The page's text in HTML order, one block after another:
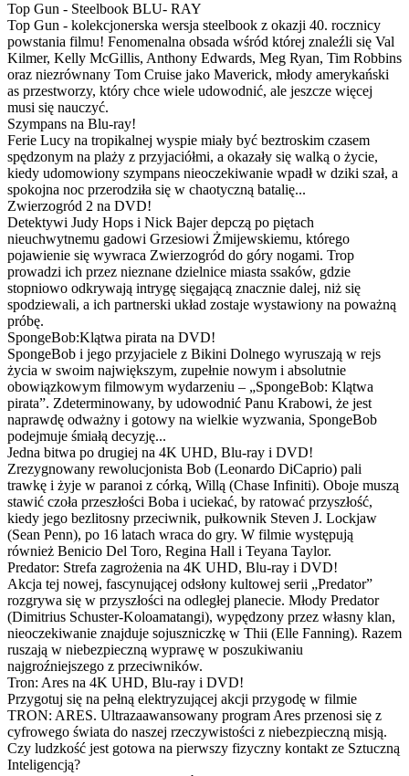
Top Gun - Steelbook BLU- RAY
Top Gun - kolekcjonerska wersja steelbook z okazji 40. rocznicy
powstania filmu! Fenomenalna obsada wśród której znaleźli się Val
Kilmer, Kelly McGillis, Anthony Edwards, Meg Ryan, Tim Robbins
oraz niezrównany Tom Cruise jako Maverick, młody amerykański
as przestworzy, który chce wiele udowodnić, ale jeszcze więcej
musi się nauczyć.
Szympans na Blu-ray!
Ferie Lucy na tropikalnej wyspie miały być beztroskim czasem
spędzonym na plaży z przyjaciółmi, a okazały się walką o życie,
kiedy udomowiony szympans nieoczekiwanie wpadł w dziki szał, a
spokojna noc przerodziła się w chaotyczną batalię...
Zwierzogród 2 na DVD!
Detektywi Judy Hops i Nick Bajer depczą po piętach
nieuchwytnemu gadowi Grzesiowi Żmijewskiemu, którego
pojawienie się wywraca Zwierzogród do góry nogami. Trop
prowadzi ich przez nieznane dzielnice miasta ssaków, gdzie
stopniowo odkrywają intrygę sięgającą znacznie dalej, niż się
spodziewali, a ich partnerski układ zostaje wystawiony na poważną
próbę.
SpongeBob:Klątwa pirata na DVD!
SpongeBob i jego przyjaciele z Bikini Dolnego wyruszają w rejs
życia w swoim największym, zupełnie nowym i absolutnie
obowiązkowym filmowym wydarzeniu – „SpongeBob: Klątwa
pirata”. Zdeterminowany, by udowodnić Panu Krabowi, że jest
naprawdę odważny i gotowy na wielkie wyzwania, SpongeBob
podejmuje śmiałą decyzję...
Jedna bitwa po drugiej na 4K UHD, Blu-ray i DVD!
Zrezygnowany rewolucjonista Bob (Leonardo DiCaprio) pali
trawkę i żyje w paranoi z córką, Willą (Chase Infiniti). Oboje muszą
stawić czoła przeszłości Boba i uciekać, by ratować przyszłość,
kiedy jego bezlitosny przeciwnik, pułkownik Steven J. Lockjaw
(Sean Penn), po 16 latach wraca do gry. W filmie występują
również Benicio Del Toro, Regina Hall i Teyana Taylor.
Predator: Strefa zagrożenia na 4K UHD, Blu-ray i DVD!
Akcja tej nowej, fascynującej odsłony kultowej serii „Predator”
rozgrywa się w przyszłości na odległej planecie. Młody Predator
(Dimitrius Schuster-Koloamatangi), wypędzony przez własny klan,
nieoczekiwanie znajduje sojuszniczkę w Thii (Elle Fanning). Razem
ruszają w niebezpieczną wyprawę w poszukiwaniu
najgroźniejszego z przeciwników.
Tron: Ares na 4K UHD, Blu-ray i DVD!
Przygotuj się na pełną elektryzującej akcji przygodę w filmie
TRON: ARES. Ultrazaawansowany program Ares przenosi się z
cyfrowego świata do naszej rzeczywistości z niebezpieczną misją.
Czy ludzkość jest gotowa na pierwszy fizyczny kontakt ze Sztuczną
Inteligencją?